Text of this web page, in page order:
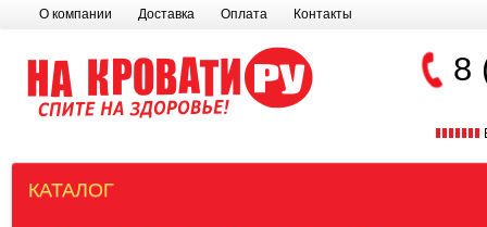
О компании Доставка Оплата Контакты
8
КАТАЛОГ